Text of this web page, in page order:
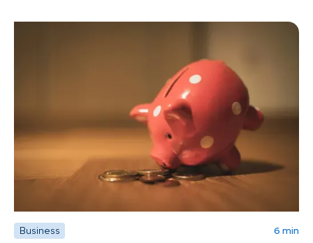
Business 6 min